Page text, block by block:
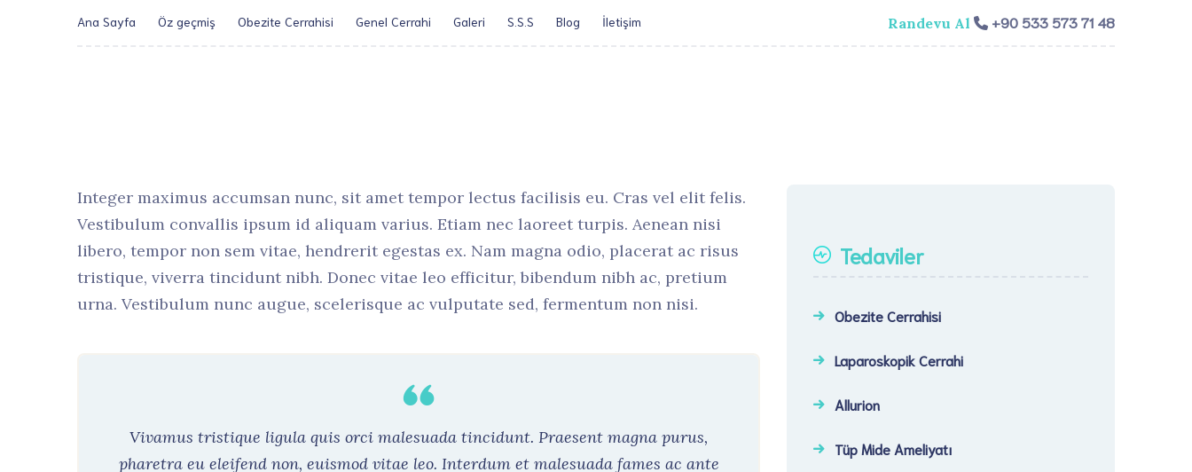
Ana Sayfa Öz geçmiş Obezite Cerrahisi Genel Cerrahi Galeri S.S.S Blog İletişim​ Randevu Al +90 533 573 71 48
Integer maximus accumsan nunc, sit amet tempor lectus facilisis eu. Cras vel elit felis.
Vestibulum convallis ipsum id aliquam varius. Etiam nec laoreet turpis. Aenean nisi
libero, tempor non sem vitae, hendrerit egestas ex. Nam magna odio, placerat ac risus
tristique, viverra tincidunt nibh. Donec vitae leo efficitur, bibendum nibh ac, pretium
urna. Vestibulum nunc augue, scelerisque ac vulputate sed, fermentum non nisi.
Vivamus tristique ligula quis orci malesuada tincidunt. Praesent magna purus,
pharetra eu eleifend non, euismod vitae leo. Interdum et malesuada fames ac ante
Tedaviler
Obezite Cerrahisi
Laparoskopik Cerrahi​
Allurion
Tüp Mide Ameliyatı